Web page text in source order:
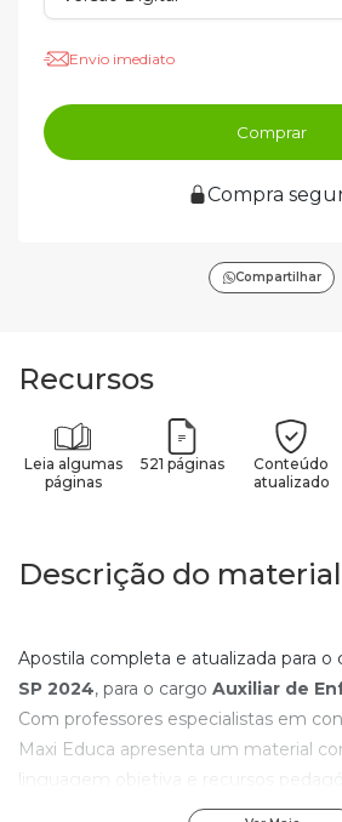
Envio imediato
Comprar
Compra
Compartilhar
Recursos
Leia algumas
páginas
521 páginas
Conteúdo
atualizado
Descrição do material
Apostila completa e atualizada para o
SP 2024, para o cargo Auxiliar de
Com professores especialistas em
Maxi Educa apresenta um material
linguagem objetiva e recursos
Com os elementos de aprendizagem